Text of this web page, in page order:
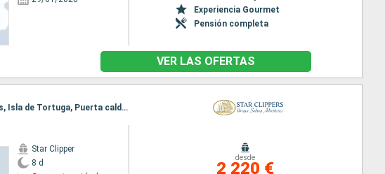
Experiencia Gourmet
Pensión completa
VER LAS OFERTAS
Itinerario : Balboa, Archipel des Perles, Isla Iguana, Isla de Coiba, Golfito, Quepos, Isla de Tortuga, Puerta caldera
Star Clipper
8 d
desde
2 220 €